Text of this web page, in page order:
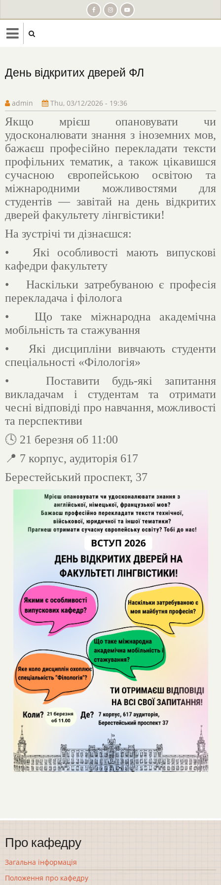
to
main
content
День відкритих дверей ФЛ
admin Thu, 03/12/2026 - 19:36
Якщо мрієш опановувати чи
удосконалювати знання з іноземних мов,
бажаєш професійно перекладати тексти
профільних тематик, а також цікавишся
сучасною європейською освітою та
міжнародними можливостями для
студентів — завітай на день відкритих
дверей факультету лінгвістики!
На зустрічі ти дізнаєшся:
• Які особливості мають випускові
кафедри факультету
• Наскільки затребуваною є професія
перекладача і філолога
• Що таке міжнародна академічна
мобільність та стажування
• Які дисципліни вивчають студенти
спеціальності «Філологія»
• Поставити будь-які запитання
викладачам і студентам та отримати
чесні відповіді про навчання, можливості
та перспективи
🕓 21 березня об 11:00
📍 7 корпус, аудиторія 617
Берестейський проспект, 37
Про кафедру
Загальна інформація
Положення про кафедру